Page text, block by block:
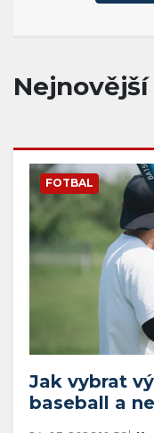
FOTBAL
Jak vybrat
baseball a